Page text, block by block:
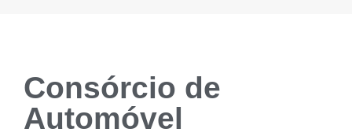
Consórcio de
Automóvel